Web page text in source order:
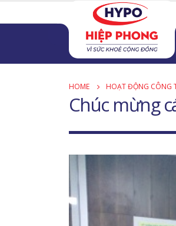
HOME HOẠT ĐỘNG CÔNG
Chúc mừng